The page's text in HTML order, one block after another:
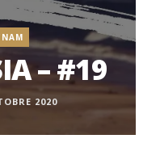
– #19
2020